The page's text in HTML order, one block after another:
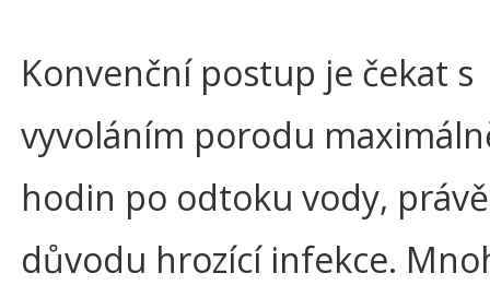
Konvenční postup je čekat s
vyvoláním porodu
hodin po odtoku vody,
důvodu hrozící infekce.